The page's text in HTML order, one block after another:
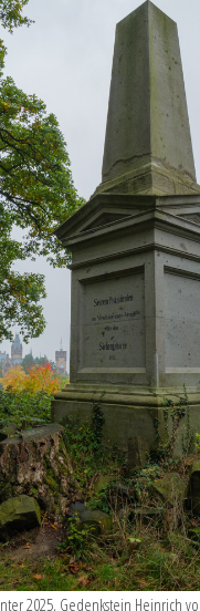
2025, Gedenkstein Heinrich